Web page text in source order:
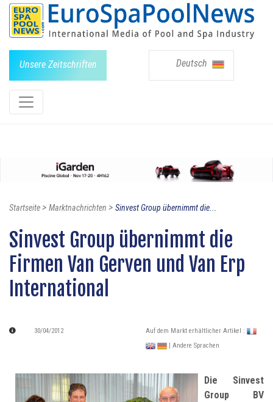
Unsere Zeitschriften Deutsch
Startseite> Marktnachrichten > Sinvest Group übernimmt die...
Sinvest Group übernimmt die
Firmen Van Gerven und Van Erp
International
30/04/2012
Auf dem Markt erhältlicher Artikel :
| Andere Sprachen
Die Sinvest
Group BV